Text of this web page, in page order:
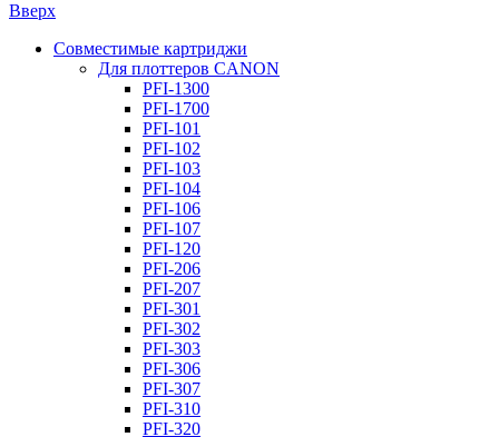
Вверх
Совместимые картриджи
Для плоттеров CANON
PFI-1300
PFI-1700
PFI-101
PFI-102
PFI-103
PFI-104
PFI-106
PFI-107
PFI-120
PFI-206
PFI-207
PFI-301
PFI-302
PFI-303
PFI-306
PFI-307
PFI-310
PFI-320